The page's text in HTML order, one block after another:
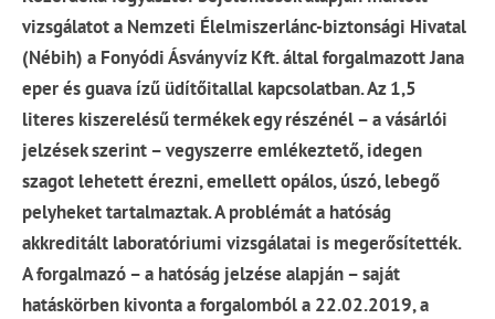
vizsgálatot a Nemzeti Élelmiszerlánc-biztonsági Hivatal
(Nébih) a Fonyódi Ásványvíz Kft. által forgalmazott Jana
eper és guava ízű üdítőitallal kapcsolatban. Az 1,5
literes kiszerelésű termékek egy részénél – a vásárlói
jelzések szerint – vegyszerre emlékeztető, idegen
szagot lehetett érezni, emellett opálos, úszó, lebegő
pelyheket tartalmaztak. A problémát a hatóság
akkreditált laboratóriumi vizsgálatai is megerősítették.
A forgalmazó – a hatóság jelzése alapján – saját
hatáskörben kivonta a forgalomból a 22.02.2019, a